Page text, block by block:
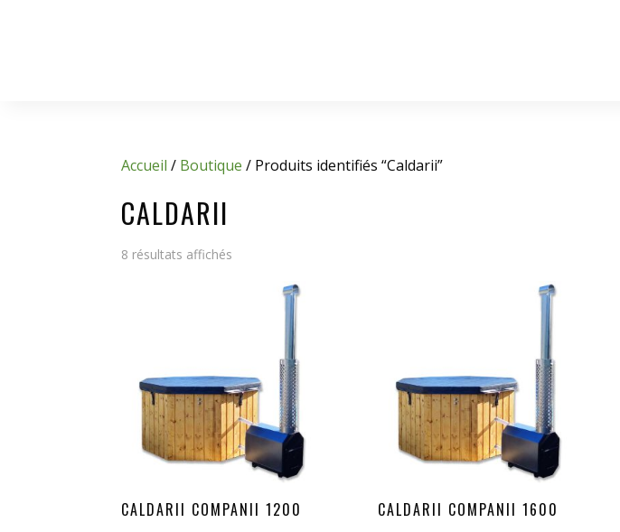
Accueil / Boutique / Produits identifiés “Caldarii”
CALDARII
8 résultats affichés
CALDARII COMPANII 1200 CALDARII COMPANII 1600